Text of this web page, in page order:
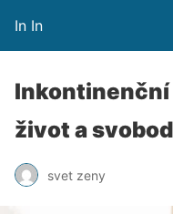
In In
život a
svet zeny